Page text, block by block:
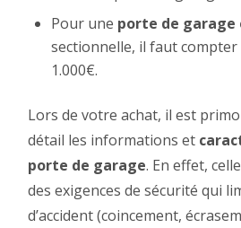
Pour une porte de garage
sectionnelle, il faut
1.000€.
Lors de votre achat, il est
détail les informations et
porte de garage. En effet,
des exigences de sécurité qui
d’accident (coincement,